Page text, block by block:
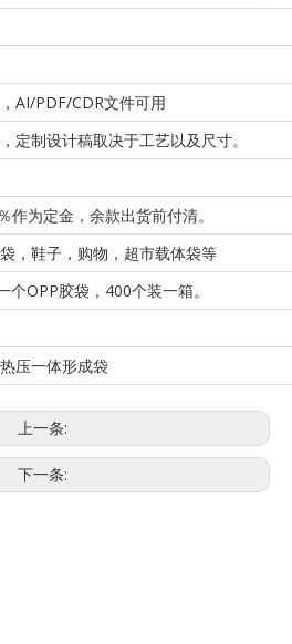
AI/PDF/CDR文件可用
定制设计稿取决于工艺以及尺寸。
作为定金，余款出货前付清。
，鞋子，购物，超市载体袋等
个OPP胶袋，400个装一箱。
压一体形成袋
上一条:
下一条: